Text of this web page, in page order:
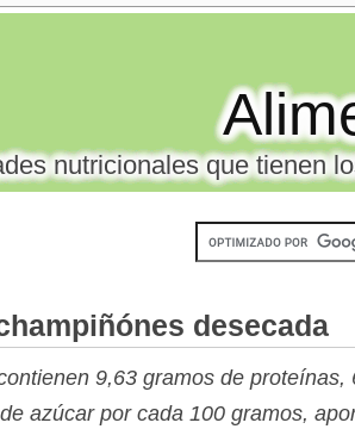
nutricionales que tienen
desecada
9,63 gramos de proteínas,
azúcar por cada 100 gramos,